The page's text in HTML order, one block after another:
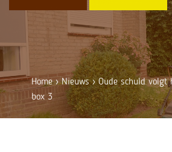
Home›Nieuws›Oude schuld
box 3